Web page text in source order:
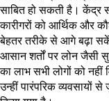
साबित हो सकती है। केंद्र
कारीगरों को आर्थिक और
बेहतर तरीके से आगे बढ़ा
आसान शर्तों पर लोन जैसी
का लाभ सभी लोगों को
उन्हीं पारंपरिक